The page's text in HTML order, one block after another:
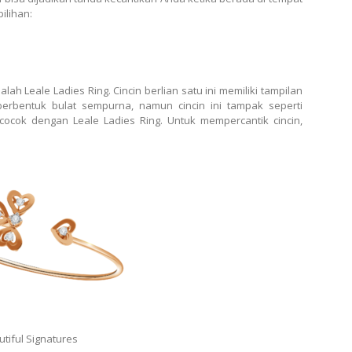
Leale Ladies Ring. Cincin berlian satu ini memiliki tampilan
bulat sempurna, namun cincin ini tampak seperti
dengan Leale Ladies Ring. Untuk mempercantik cincin,
Signatures